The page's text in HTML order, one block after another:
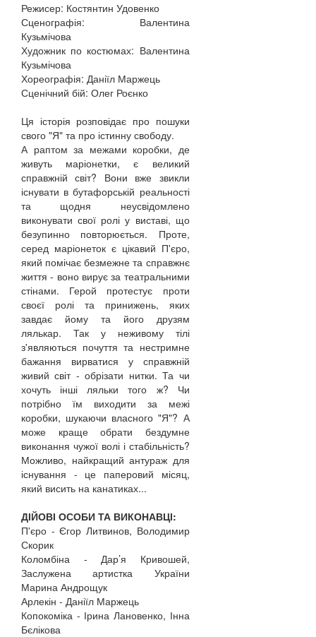
Режисер: Костянтин Удовенко
Сценографія: Валентина
Кузьмічова
Художник по костюмах: Валентина
Кузьмічова
Хореографія: Даніїл Маржець
Сценічний бій: Олег Роєнко
Ця історія розповідає про пошуки
свого "Я" та про істинну свободу.
А раптом за межами коробки, де
живуть маріонетки, є великий
справжній світ? Вони вже звикли
існувати в бутафорській реальності
та щодня неусвідомлено
виконувати свої ролі у виставі, що
безупинно повторюється. Проте,
серед маріонеток є цікавий П'єро,
який помічає безмежне та справжнє
життя - воно вирує за театральними
стінами. Герой протестує проти
своєї ролі та принижень, яких
завдає йому та його друзям
лялькар. Так у неживому тілі
з'являються почуття та нестримне
бажання вирватися у справжній
живий світ - обрізати нитки. Та чи
хочуть інші ляльки того ж? Чи
потрібно їм виходити за межі
коробки, шукаючи власного "Я"? А
може краще обрати бездумне
виконання чужої волі і стабільність?
Можливо, найкращий антураж для
існування - це паперовий місяц,
який висить на канатиках...
ДІЙОВІ ОСОБИ ТА ВИКОНАВЦІ:
П'єро - Єгор Литвинов, Володимир
Скорик
Коломбіна - Дар’я Кривошей,
Заслужена артистка України
Марина Андрощук
Арлекін - Даніїл Маржець
Копокоміка - Ірина Лановенко, Інна
Бєлікова